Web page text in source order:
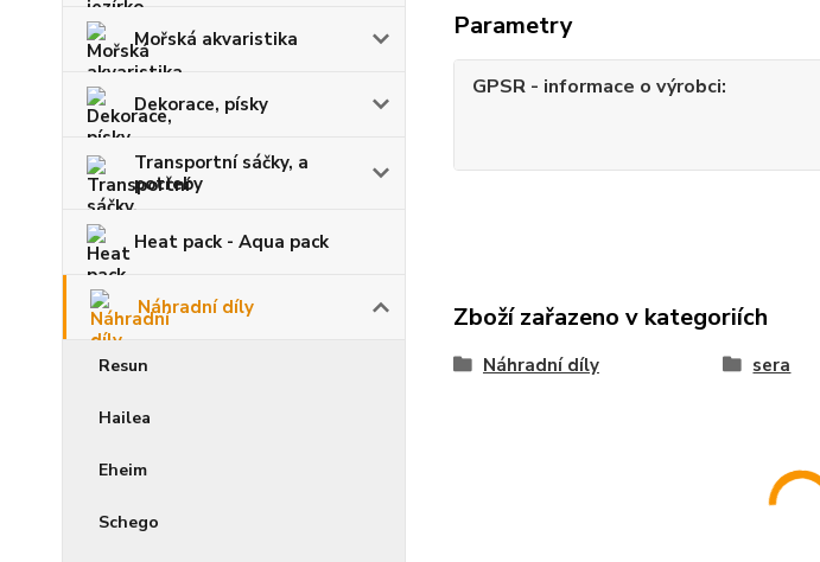
Mořská akvaristika
Dekorace, písky
Transportní sáčky, a
potřeby
Heat pack - Aqua pack
Náhradní díly
Resun
Hailea
Eheim
Schego
Parametry
GPSR - informace o výrobci
Zboží zařazeno v kategoriích
Náhradní díly sera